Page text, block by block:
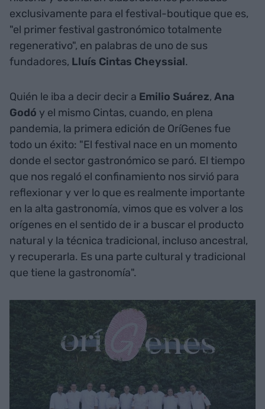
exclusivamente para el festival-boutique que es,
"el primer festival gastronómico totalmente
regenerativo", en palabras de uno de sus
fundadores, Lluís Cintas Cheyssial.
Quién le iba a decir decir a Emilio Suárez, Ana
Godó y el mismo Cintas, cuando, en plena
pandemia, la primera edición de OríGenes fue
todo un éxito: "El festival nace en un momento
donde el sector gastronómico se paró. El tiempo
que nos regaló el confinamiento nos sirvió para
reflexionar y ver lo que es realmente importante
en la alta gastronomía, vimos que es volver a los
orígenes en el sentido de ir a buscar el producto
natural y la técnica tradicional, incluso ancestral,
y recuperarla. Es una parte cultural y tradicional
que tiene la gastronomía".